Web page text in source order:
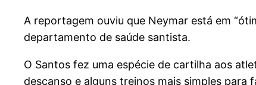
A reportagem ouviu que Neymar está em
departamento de saúde santista.
O Santos fez uma espécie de cartilha aos
descanso e alguns treinos mais simples para